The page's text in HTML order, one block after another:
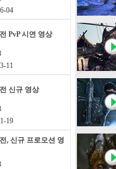
04
PvP 시연 영상
11
신규 영상
19
, 신규 프로모션 영